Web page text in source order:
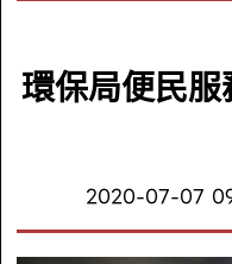
環保局便民
2020-07-07